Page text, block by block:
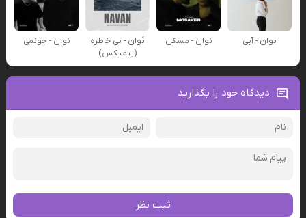
نوان - آبی نوان - مسکن
نَوان - بی خاطره
(ریمیکس)
نوان - جونمی
دیدگاه خود را بگذارید
ثبت نظر